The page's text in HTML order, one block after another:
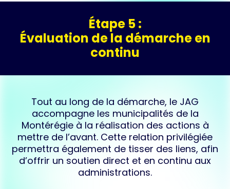
Étape 5 :
Évaluation de la démarche en
continu
Tout au long de la démarche, le JAG
accompagne les municipalités de la
Montérégie à la réalisation des actions à
mettre de l’avant.​ Cette relation privilégiée
permettra également de tisser des liens, afin
d’offrir un soutien direct et en continu aux
administrations.